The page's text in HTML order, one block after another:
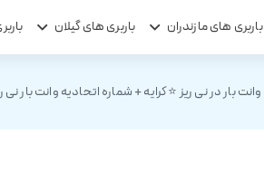
باربری های مازندران باربری های گیلان
وانت بار در نی ریز ⭐ کرایه + شماره اتحادیه وانت بار نی